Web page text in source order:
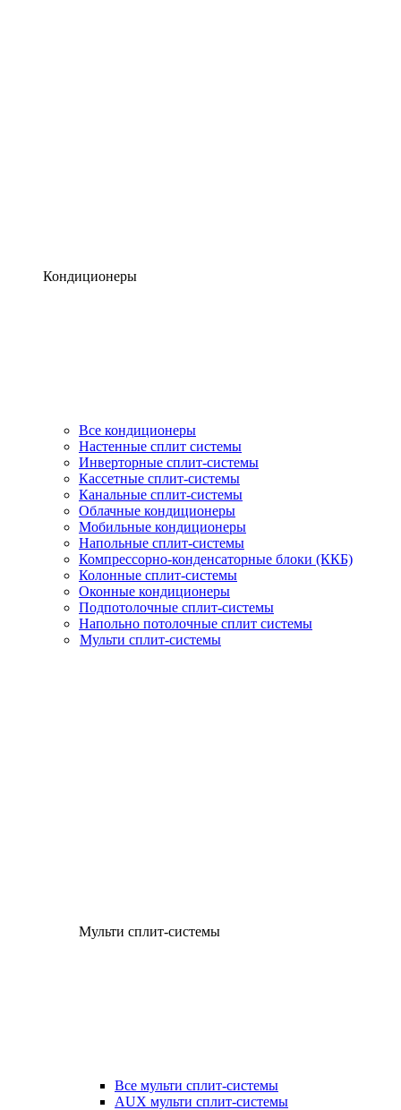
Кондиционеры
Все кондиционеры
Настенные сплит системы
Инверторные сплит-системы
Кассетные сплит-системы
Канальные сплит-системы
Облачные кондиционеры
Мобильные кондиционеры
Напольные сплит-системы
Компрессорно-конденсаторные блоки (ККБ)
Колонные сплит-системы
Оконные кондиционеры
Подпотолочные сплит-системы
Напольно потолочные сплит системы
Мульти сплит-системы
Мульти сплит-системы
Все мульти сплит-системы
AUX мульти сплит-системы